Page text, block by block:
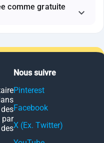
comme gratuite
par
Nous suivre
Pinterest
Facebook
X (Ex. Twitter)